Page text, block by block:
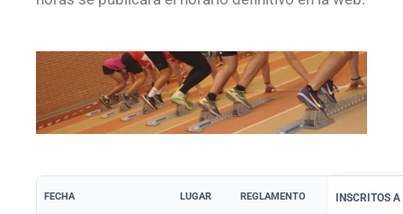
FECHA LUGAR REGLAMENTO INSCRITOS A